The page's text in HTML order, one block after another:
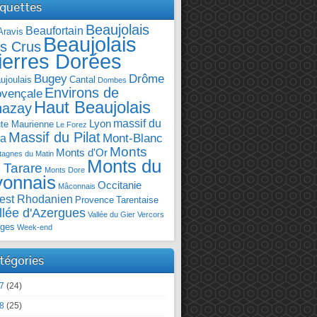
Beaufortain Beaujolais
Crus Beaujolais
Dorées
Bugey Cantal Dombes Drôme
Environs de
Haut Beaujolais
Maurienne Le Forez Lyon massif du
Massif du Pilat Mont-Blanc
du Matin Monts d'Or Monts
Tarare Monts Dore Monts du
Mâconnais Occitanie
Rhodanien Provence Tarentaise
d'Azergues Vallée du Gier Vercors
Week-end
(24)
(25)